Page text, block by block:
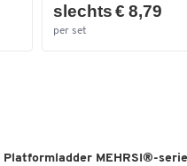
slechts € 8,79
per set
MEHRSI®-serie